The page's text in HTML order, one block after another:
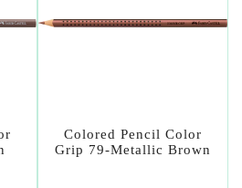
Colored Pencil Color
Grip 79-Metallic Brown